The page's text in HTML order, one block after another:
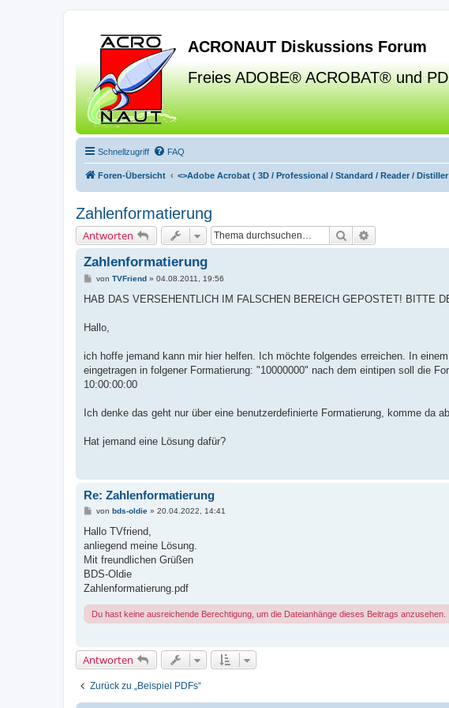
ACRONAUT Diskussions Forum
Freies ADOBE® ACROBAT® und
Schnellzugriff FAQ
Foren-Übersicht <>Adobe Acrobat ( 3D / Professional / Standard / Reader / Distiller
Zahlenformatierung
Antworten Suche
Zahlenformatierung
B
i
a
von TVFriend» 04.08.2011, 19:56
HAB DAS VERSEHENTLICH IM FALSCHEN BEREICH GEPOSTET! BITTE
Hallo,
ich hoffe jemand kann mir hier helfen. Ich möchte folgendes erreichen. In
eingetragen in folgener Formatierung: "10000000" nach dem eintipen soll die
10:00:00:00
Ich denke das geht nur über eine benutzerdefinierte Formatierung, komme da
Hat jemand eine Lösung dafür?
Re: Zahlenformatierung
B
i
r
a
von bds-oldie» 20.04.2022, 14:41
Hallo TVfriend,
anliegend meine Lösung.
Mit freundlichen Grüßen
BDS-Oldie
Zahlenformatierung.pdf
Du hast keine ausreichende Berechtigung, um die Dateianhänge dieses Beitrags anzusehen.
Antworten
Zurück zu „Beispiel PDFs“